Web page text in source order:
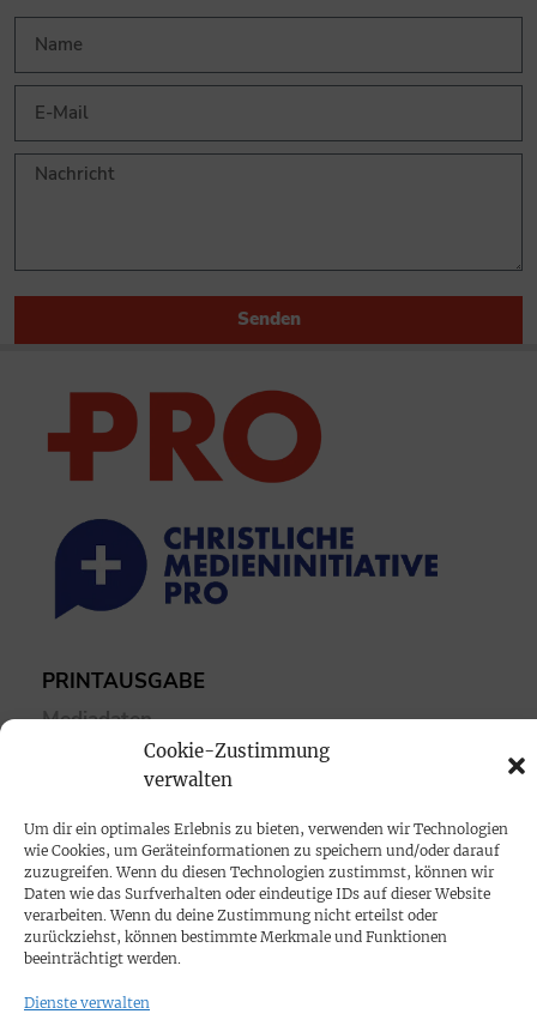
Cookie-Zustimmung
verwalten
Um dir ein optimales Erlebnis zu bieten, verwenden wir Technologien
wie Cookies, um Geräteinformationen zu speichern und/oder darauf
zuzugreifen. Wenn du diesen Technologien zustimmst, können wir
Daten wie das Surfverhalten oder eindeutige IDs auf dieser Website
verarbeiten. Wenn du deine Zustimmung nicht erteilst oder
zurückziehst, können bestimmte Merkmale und Funktionen
beeinträchtigt werden.
Dienste verwalten
Senden
PRINTAUSGABE
Mediadaten
PROKOMPAKT
Impressum
SPENDEN
Datenschutz
KONTAKT